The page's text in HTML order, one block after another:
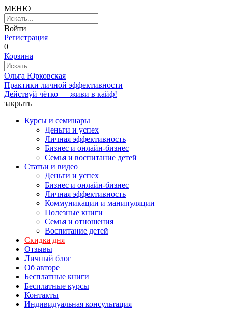
МЕНЮ
Войти
Регистрация
0
Корзина
Ольга Юрковская
Практики личной эффективности
Действуй чётко — живи в кайф!
закрыть
Курсы и семинары
Деньги и успех
Личная эффективность
Бизнес и онлайн-бизнес
Семья и воспитание детей
Статьи и видео
Деньги и успех
Бизнес и онлайн-бизнес
Личная эффективность
Коммуникации и манипуляции
Полезные книги
Семья и отношения
Воспитание детей
Скидка дня
Отзывы
Личный блог
Об авторе
Бесплатные книги
Бесплатные курсы
Контакты
Индивидуальная консультация